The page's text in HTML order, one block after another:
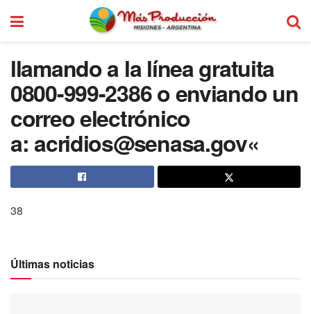
llamando a la línea gratuita
0800-999-2386 o enviando un
correo electrónico
a: acridios@senasa.gov«
38
Últimas noticias